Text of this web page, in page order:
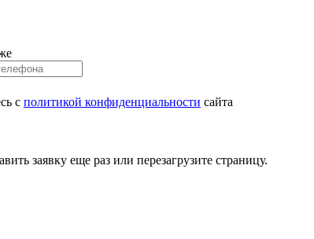
с политикой конфиденциальности сайта
заявку еще раз или перезагрузите страницу.